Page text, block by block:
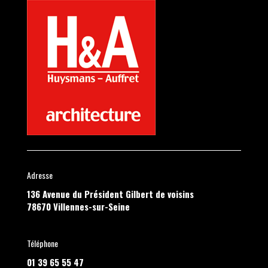
Adresse
136 Avenue du Président Gilbert de voisins
78670 Villennes-sur-Seine
Téléphone
01 39 65 55 47